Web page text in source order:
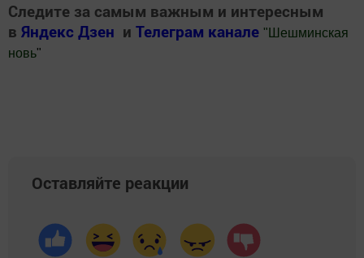
Следите за самым важным и интересным
в Яндекс Дзен и Телеграм канале " Шешминская
новь"
Оставляйте реакции